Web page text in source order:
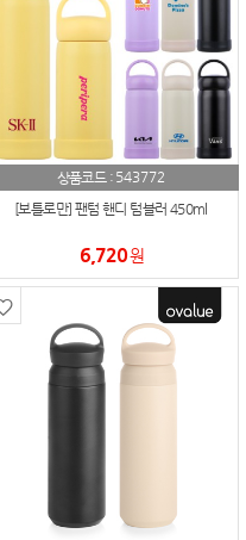
상품코드 : 543772
[보틀로만] 팬텀 핸디 텀블러 450ml
6,720원